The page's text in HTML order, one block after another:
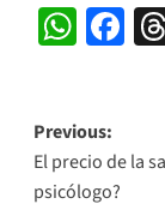
Post
Previous:
El precio de la
psicólogo?